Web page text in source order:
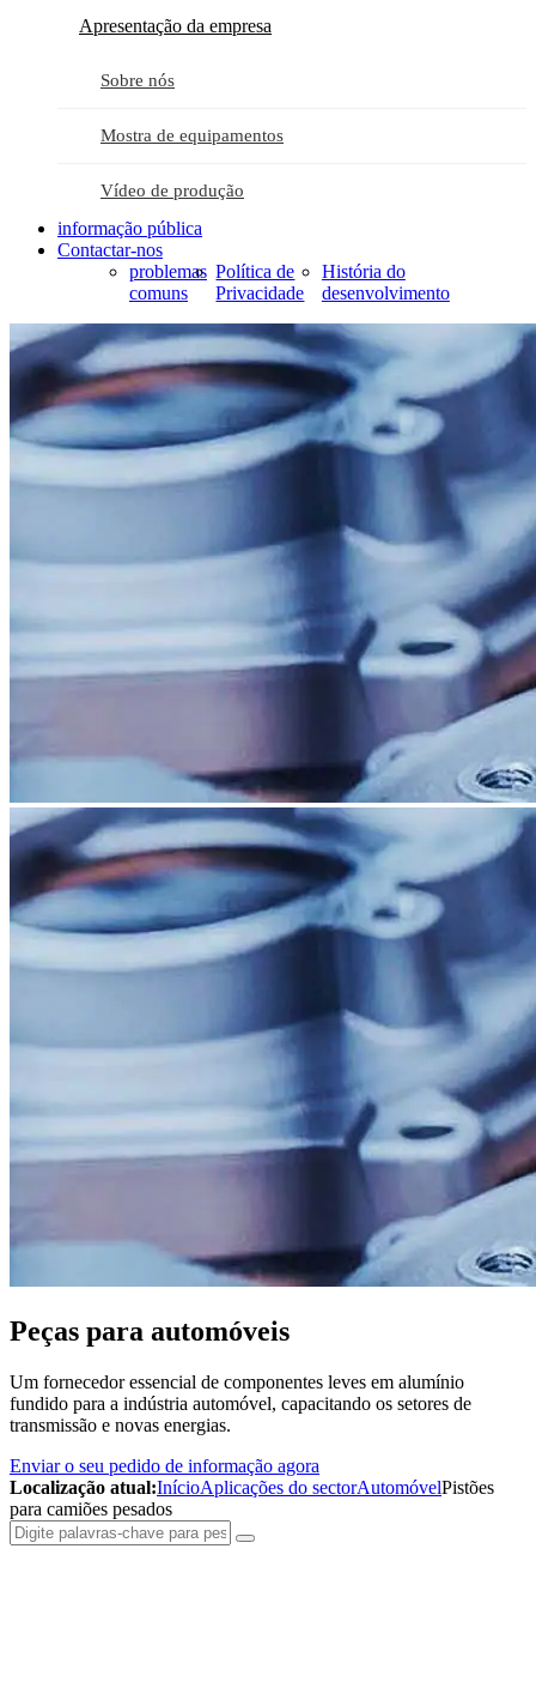
Apresentação da empresa
Sobre nós
Mostra de equipamentos
Vídeo de produção
informação pública
Contactar-nos
problemas
comuns
Política de
Privacidade
História do
desenvolvimento
Peças para automóveis
Um fornecedor essencial de componentes leves em alumínio
fundido para a indústria automóvel, capacitando os setores de
transmissão e novas energias.
Enviar o seu pedido de informação agora
Localização atual:InícioAplicações do sectorAutomóvelPistões
para camiões pesados